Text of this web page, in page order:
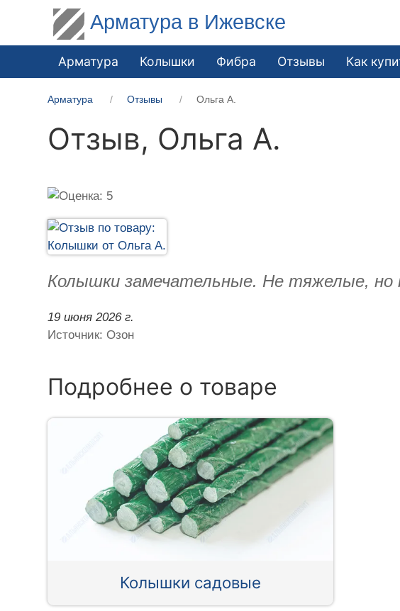
Арматура в Ижевске
Арматура Колышки Фибра Отзывы Как
Арматура Отзывы Ольга А.
Отзыв, Ольга А.
Колышки замечательные. Не тяжелые, но
19 июня 2026 г.
Источник: Озон
Подробнее о товаре
Колышки садовые